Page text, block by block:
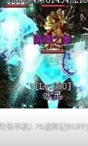
奇单机1.76战神记BUFF